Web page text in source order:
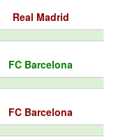
Real Madrid
FC Barcelona
FC Barcelona